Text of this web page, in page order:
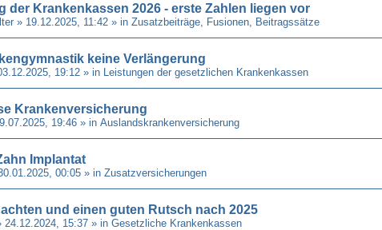
der Krankenkassen 2026 - erste Zahlen liegen vor
» 19.12.2025, 11:42 » in Zusatzbeiträge, Fusionen, Beitragssätze
keine Verlängerung
19:12 » in Leistungen der gesetzlichen Krankenkassen
Krankenversicherung
19:46 » in Auslandskrankenversicherung
Implantat
00:05 » in Zusatzversicherungen
und einen guten Rutsch nach 2025
24.12.2024, 15:37 » in Gesetzliche Krankenkassen